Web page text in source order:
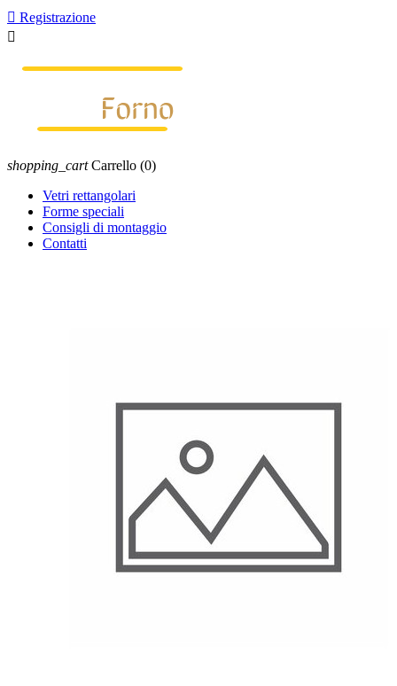
 Registrazione

shopping_cart Carrello (0)
Vetri rettangolari
Forme speciali
Consigli di montaggio
Contatti